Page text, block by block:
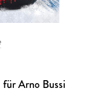
für Arno Bussi